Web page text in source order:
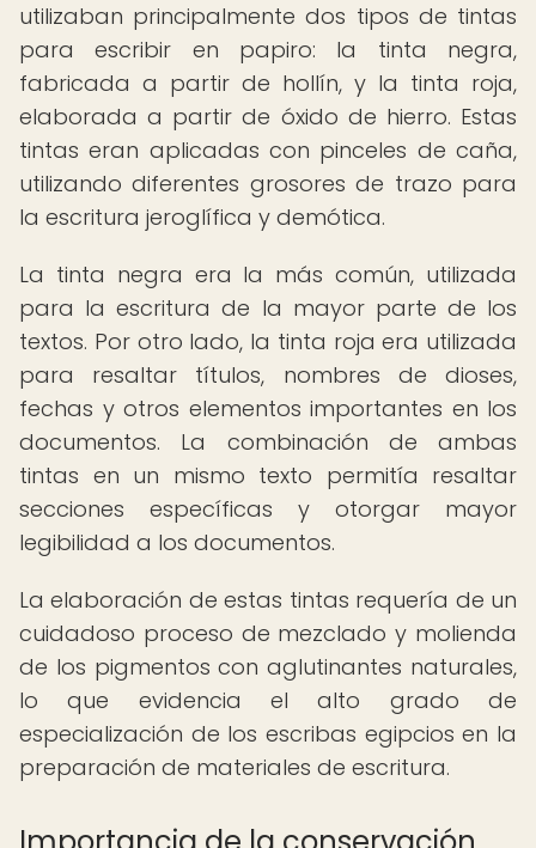
utilizaban principalmente dos tipos de tintas
para escribir en papiro: la tinta negra,
fabricada a partir de hollín, y la tinta roja,
elaborada a partir de óxido de hierro. Estas
tintas eran aplicadas con pinceles de caña,
utilizando diferentes grosores de trazo para
la escritura jeroglífica y demótica.
La tinta negra era la más común, utilizada
para la escritura de la mayor parte de los
textos. Por otro lado, la tinta roja era utilizada
para resaltar títulos, nombres de dioses,
fechas y otros elementos importantes en los
documentos. La combinación de ambas
tintas en un mismo texto permitía resaltar
secciones específicas y otorgar mayor
legibilidad a los documentos.
La elaboración de estas tintas requería de un
cuidadoso proceso de mezclado y molienda
de los pigmentos con aglutinantes naturales,
lo que evidencia el alto grado de
especialización de los escribas egipcios en la
preparación de materiales de escritura.